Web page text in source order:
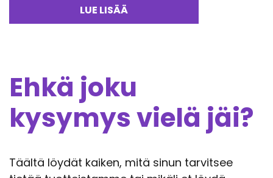
LUE LISÄÄ
Ehkä joku
kysymys vielä jäi?
Täältä löydät kaiken, mitä sinun tarvitsee